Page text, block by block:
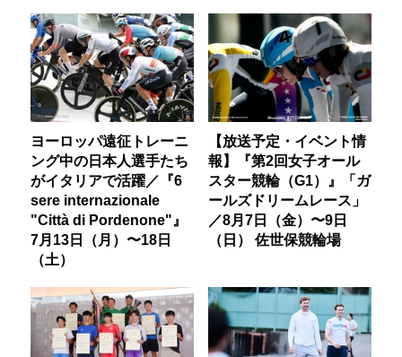
ヨーロッパ遠征トレーニ
ング中の日本人選手たち
がイタリアで活躍／『6
sere internazionale
"Città di Pordenone"』
7月13日（月）〜18日
（土）
【放送予定・イベント情
報】『第2回女子オール
スター競輪（G1）』「ガ
ールズドリームレース」
／8月7日（金）〜9日
（日） 佐世保競輪場